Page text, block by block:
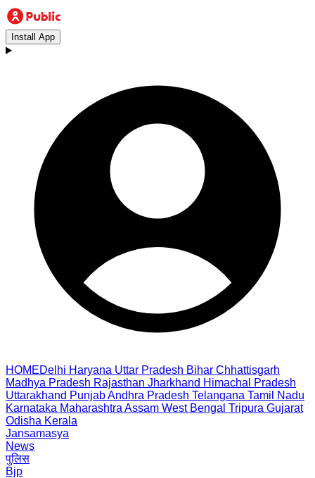
Install App
HOMEDelhi Haryana Uttar Pradesh Bihar Chhattisgarh
Madhya Pradesh Rajasthan Jharkhand Himachal Pradesh
Uttarakhand PunjabAndhra Pradesh Telangana Tamil Nadu
Karnataka Maharashtra Assam West Bengal Tripura Gujarat
Odisha Kerala
Jansamasya
News
पुलिस
Bjp